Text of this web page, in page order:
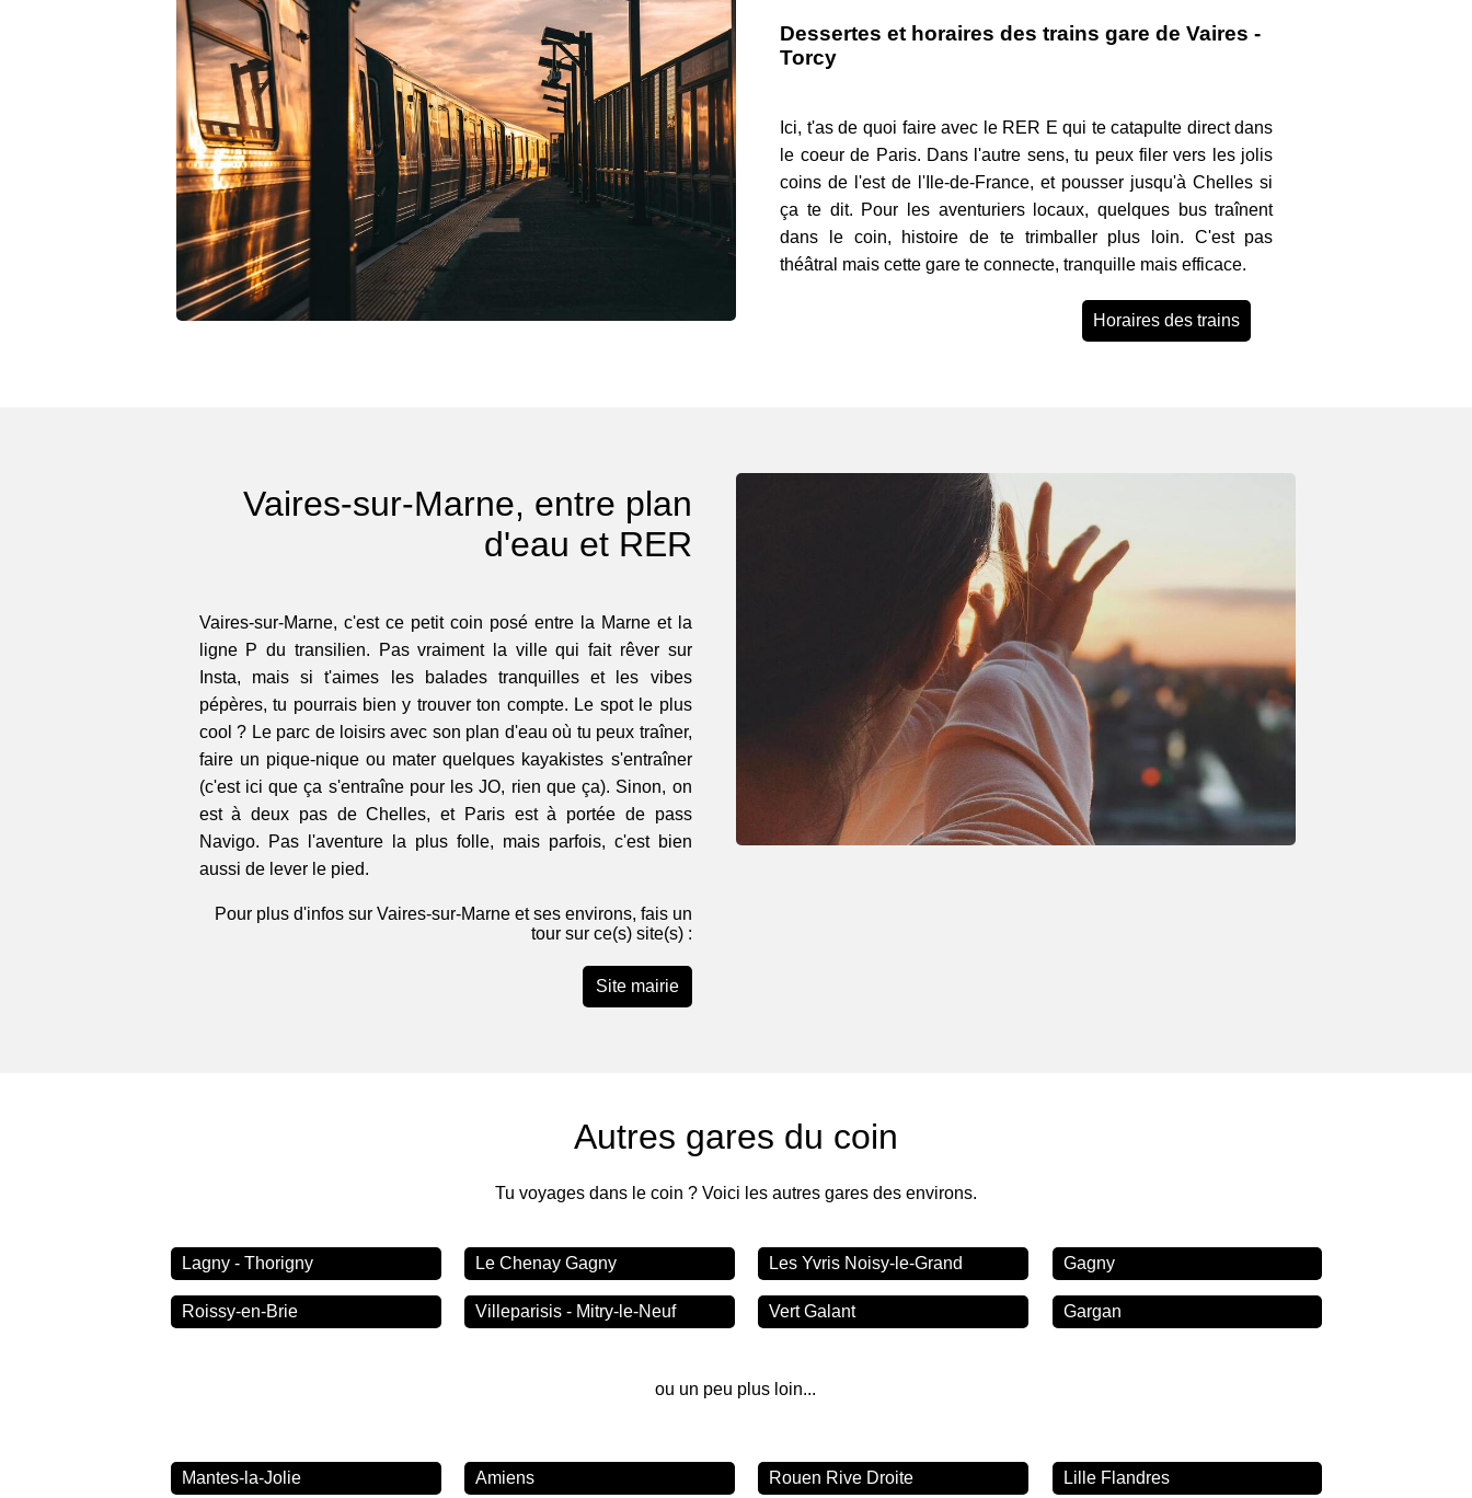
Dessertes et horaires des trains gare de Vaires -
Torcy
Ici, t'as de quoi faire avec le RER E qui te catapulte direct dans
le coeur de Paris. Dans l'autre sens, tu peux filer vers les jolis
coins de l'est de l'Ile-de-France, et pousser jusqu'à Chelles si
ça te dit. Pour les aventuriers locaux, quelques bus traînent
dans le coin, histoire de te trimballer plus loin. C'est pas
théâtral mais cette gare te connecte, tranquille mais efficace.
Horaires des trains
Vaires-sur-Marne, entre plan
d'eau et RER
Vaires-sur-Marne, c'est ce petit coin posé entre la Marne et la
ligne P du transilien. Pas vraiment la ville qui fait rêver sur
Insta, mais si t'aimes les balades tranquilles et les vibes
pépères, tu pourrais bien y trouver ton compte. Le spot le plus
cool ? Le parc de loisirs avec son plan d'eau où tu peux traîner,
faire un pique-nique ou mater quelques kayakistes s'entraîner
(c'est ici que ça s'entraîne pour les JO, rien que ça). Sinon, on
est à deux pas de Chelles, et Paris est à portée de pass
Navigo. Pas l'aventure la plus folle, mais parfois, c'est bien
aussi de lever le pied.
Pour plus d'infos sur Vaires-sur-Marne et ses environs, fais un
tour sur ce(s) site(s) :
Site mairie
Autres gares du coin
Tu voyages dans le coin ? Voici les autres gares des environs.
Lagny - Thorigny Le Chenay Gagny Les Yvris Noisy-le-Grand Gagny
Roissy-en-Brie Villeparisis - Mitry-le-Neuf Vert Galant Gargan
ou un peu plus loin...
Mantes-la-Jolie Amiens Rouen Rive Droite Lille Flandres